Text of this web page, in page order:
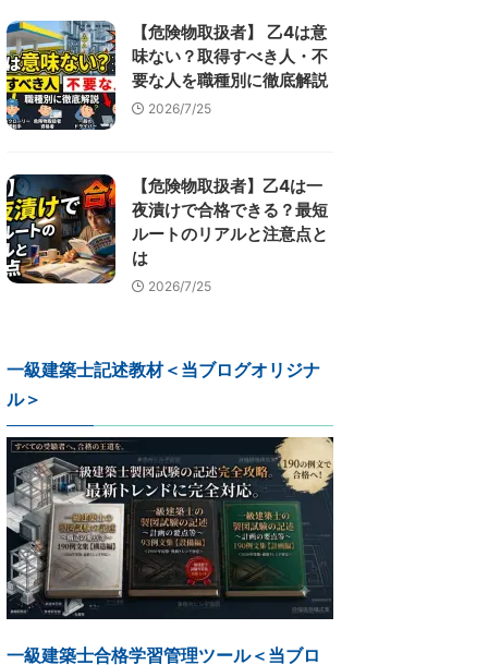
【危険物取扱者】 乙4は意
味ない？取得すべき人・不
要な人を職種別に徹底解説
2026/7/25
【危険物取扱者】乙4は一
夜漬けで合格できる？最短
ルートのリアルと注意点と
は
2026/7/25
一級建築士記述教材＜当ブログオリジナ
ル＞
一級建築士合格学習管理ツール＜当ブロ